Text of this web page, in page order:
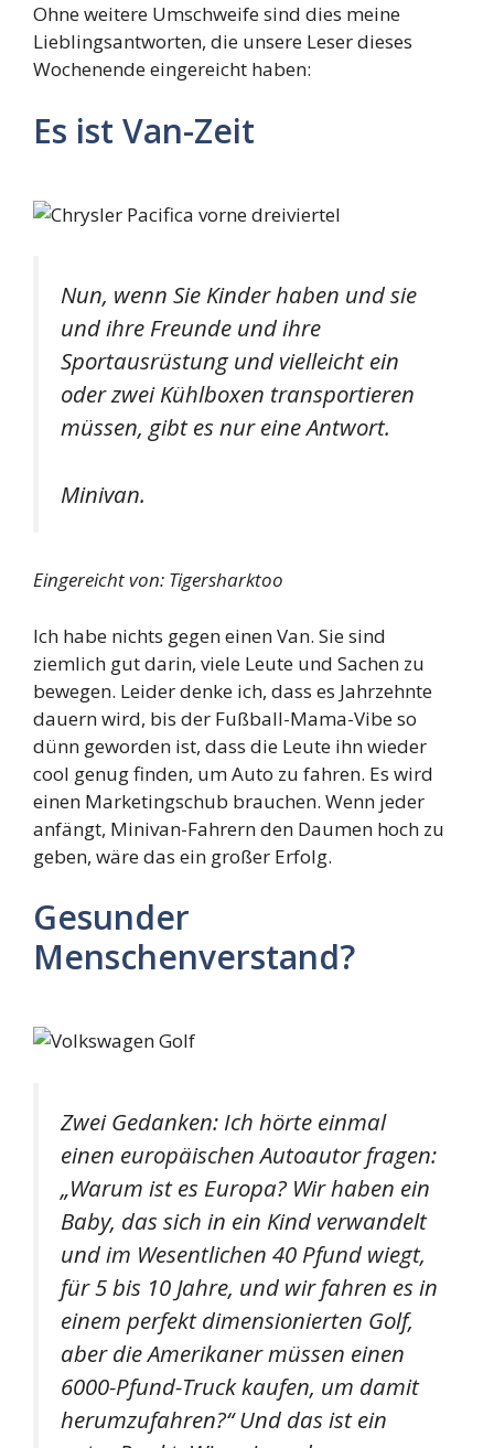
Ohne weitere Umschweife sind dies meine
Lieblingsantworten, die unsere Leser dieses
Wochenende eingereicht haben:
Es ist Van-Zeit
Nun, wenn Sie Kinder haben und sie
und ihre Freunde und ihre
Sportausrüstung und vielleicht ein
oder zwei Kühlboxen transportieren
müssen, gibt es nur eine Antwort.
Minivan.
Eingereicht von: Tigersharktoo
Ich habe nichts gegen einen Van. Sie sind
ziemlich gut darin, viele Leute und Sachen zu
bewegen. Leider denke ich, dass es Jahrzehnte
dauern wird, bis der Fußball-Mama-Vibe so
dünn geworden ist, dass die Leute ihn wieder
cool genug finden, um Auto zu fahren. Es wird
einen Marketingschub brauchen. Wenn jeder
anfängt, Minivan-Fahrern den Daumen hoch zu
geben, wäre das ein großer Erfolg.
Gesunder
Menschenverstand?
Zwei Gedanken: Ich hörte einmal
einen europäischen Autoautor fragen:
„Warum ist es Europa? Wir haben ein
Baby, das sich in ein Kind verwandelt
und im Wesentlichen 40 Pfund wiegt,
für 5 bis 10 Jahre, und wir fahren es in
einem perfekt dimensionierten Golf,
aber die Amerikaner müssen einen
6000-Pfund-Truck kaufen, um damit
herumzufahren?“ Und das ist ein